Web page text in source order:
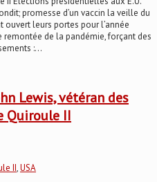
promesse d’un vaccin la veille du
ouvert leurs portes pour l’année
de la pandémie, forçant des
:...
Lewis, vétéran des
Quiroule II
II,USA